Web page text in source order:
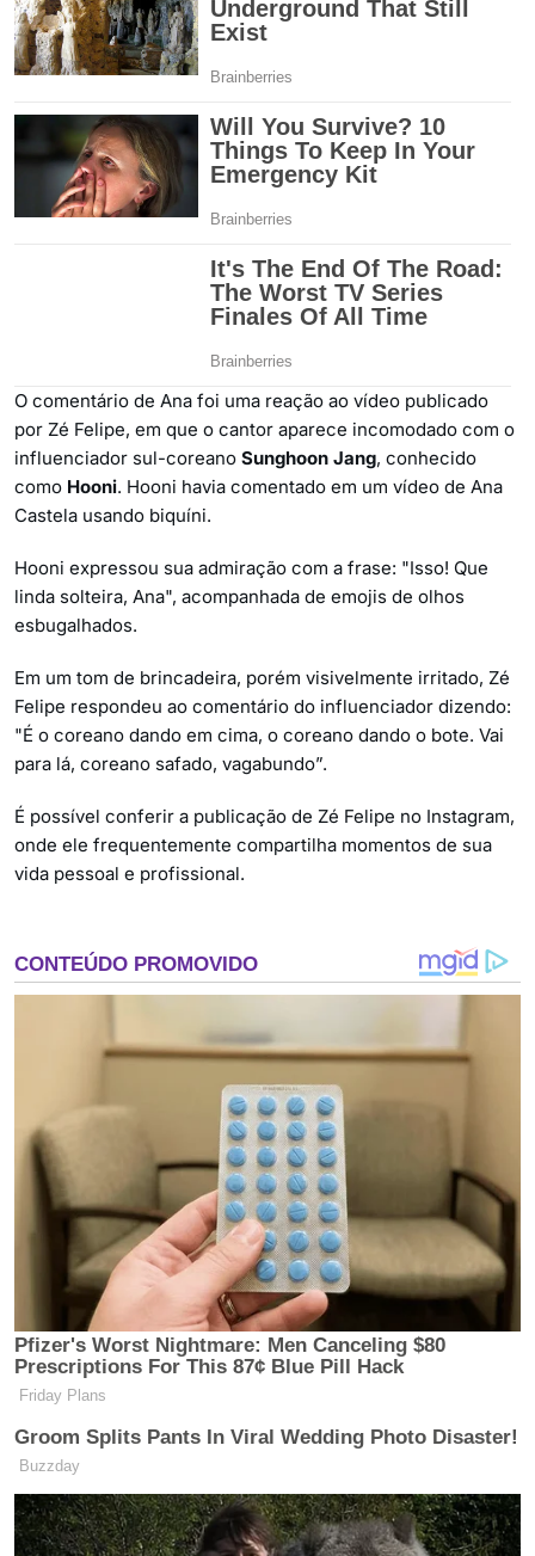
O comentário de Ana foi uma reação ao vídeo publicado
por Zé Felipe, em que o cantor aparece incomodado com o
influenciador sul-coreano Sunghoon Jang, conhecido
como Hooni. Hooni havia comentado em um vídeo de Ana
Castela usando biquíni.
Hooni expressou sua admiração com a frase: "Isso! Que
linda solteira, Ana", acompanhada de emojis de olhos
esbugalhados.
Em um tom de brincadeira, porém visivelmente irritado, Zé
Felipe respondeu ao comentário do influenciador dizendo:
"É o coreano dando em cima, o coreano dando o bote. Vai
para lá, coreano safado, vagabundo”.
É possível conferir a publicação de Zé Felipe no Instagram,
onde ele frequentemente compartilha momentos de sua
vida pessoal e profissional.